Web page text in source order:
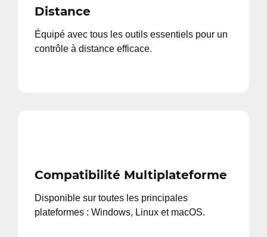
Distance
Équipé avec tous les outils essentiels pour un
contrôle à distance efficace.
Compatibilité Multiplateforme
Disponible sur toutes les principales
plateformes : Windows, Linux et macOS.